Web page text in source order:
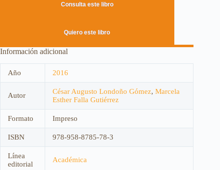
Consulta este libro
Quiero este libro
Información adicional
Año 2016
Autor César Augusto Londoño Gómez, Marcela
Esther Falla Gutiérrez
Formato Impreso
ISBN 978-958-8785-78-3
Línea
editorial
Académica